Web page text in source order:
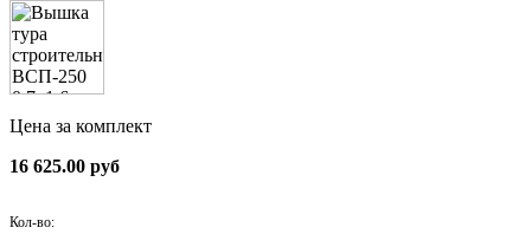
Цена за комплект
16 625.00 руб
Кол-во: